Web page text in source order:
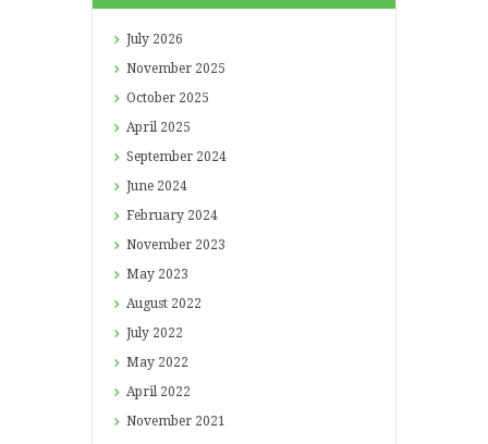
July 2026
November 2025
October 2025
April 2025
September 2024
June 2024
February 2024
November 2023
May 2023
August 2022
July 2022
May 2022
April 2022
November 2021